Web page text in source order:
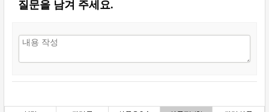
질문을 남겨 주세요.